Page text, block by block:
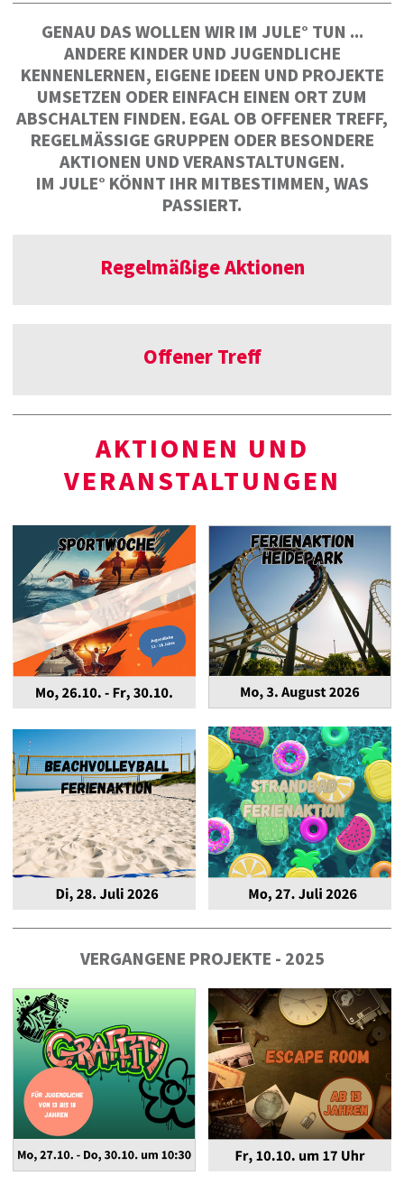
GENAU DAS WOLLEN WIR IM JULE° TUN ...
ANDERE KINDER UND JUGENDLICHE
KENNENLERNEN, EIGENE IDEEN UND PROJEKTE
UMSETZEN ODER EINFACH EINEN ORT ZUM
ABSCHALTEN FINDEN. EGAL OB OFFENER TREFF,
REGELMÄSSIGE GRUPPEN ODER BESONDERE A
KTIONEN UND VERANSTALTUNGEN.
IM JULE° KÖNNT IHR MITBESTIMMEN, WAS
PASSIERT.
Regelmäßige Aktionen
Offener Treff
AKTIONEN UND
VERANSTALTUNGEN
VERGANGENE PROJEKTE - 2025